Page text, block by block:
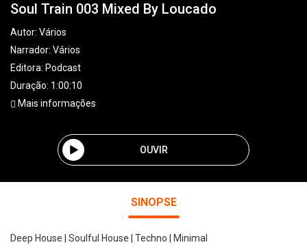
Soul Train 003 Mixed By Loucado
Autor: Vários
Narrador: Vários
Editora: Podcast
Duração: 1:00:10
Mais informações
OUVIR
SINOPSE
Deep House | Soulful House | Techno | Minimal